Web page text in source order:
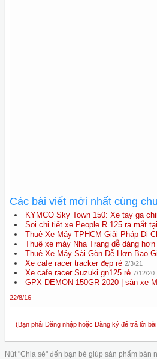
Các bài viết mới nhất cùng
KYMCO Sky Town 150: Xe tay ga
Soi chi tiết xe People R 125 ra mắt
Thuê Xe Máy TPHCM Giải Pháp Di
Thuê xe máy Nha Trang dễ dàng hơn
Thuê Xe Máy Sài Gòn Dễ Hơn Bao
Xe cafe racer tracker đẹp rẻ 2/3/21
Xe cafe racer Suzuki gn125 rẻ 7/12/20
GPX DEMON 150GR 2020 | sàn xe
22/8/16
(Bạn phải Đăng nhập hoặc Đăng ký để trả lời
Nút "Chia sẻ" đến bạn bè giúp sản phẩm bán